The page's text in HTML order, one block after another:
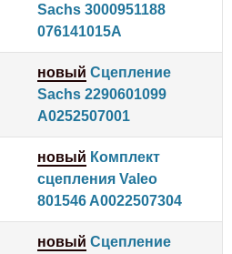
Sachs 3000951188
076141015A
новый Сцепление
Sachs 2290601099
A0252507001
новый Комплект
сцепления Valeo
801546 A0022507304
новый Сцепление